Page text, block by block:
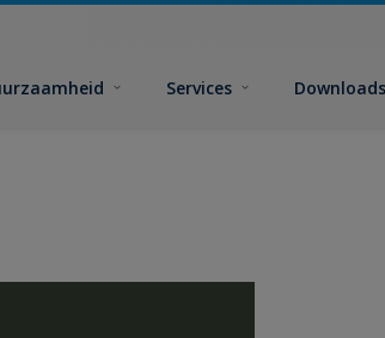
Services Downloads